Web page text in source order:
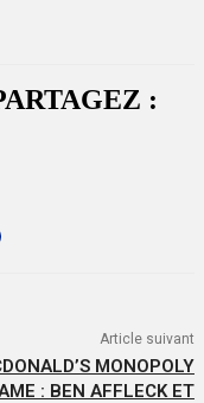
:
Article suivant
MONOPOLY
: BEN AFFLECK ET